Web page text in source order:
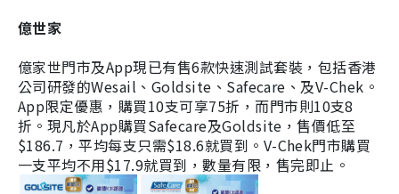
億世家
億家世門市及App現已有售6款快速測試套裝，包括香港
公司研發的Wesail、Goldsite、Safecare、及V-Chek。
App限定優惠，購買10支可享75折，而門市則10支8
折。現凡於App購買Safecare及Goldsite，售價低至
$186.7，平均每支只需$18.6就買到。V-Chek門市購買
一支平均不用$17.9就買到，數量有限，售完即止。